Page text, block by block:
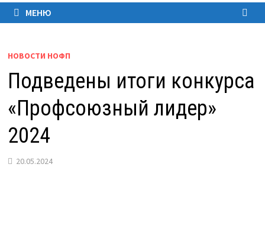
МЕНЮ
НОВОСТИ НОФП
Подведены итоги конкурса
«Профсоюзный лидер»
2024
20.05.2024